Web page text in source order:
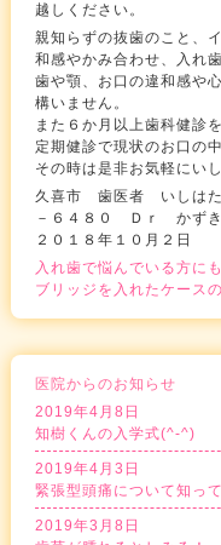
越しください。
親知らずの抜歯のこと、
和感やかみ合わせ、入れ
歯や顎、お口の違和感や
構いません。
また６か月以上歯科健診
定期健診で現状のお口の
その時は是非お気軽にい
久喜市 歯医者 いしは
－６４８０ Ｄｒ かずき
２０１８年１０月２日
入れ歯で悩んでいる方に
ブリッジを入れたケース
医院からのお知らせ
2019年4月8日
知樹くんの入学式(^-^)
2019年4月3日
緊張型頭痛について知っ
2019年3月8日